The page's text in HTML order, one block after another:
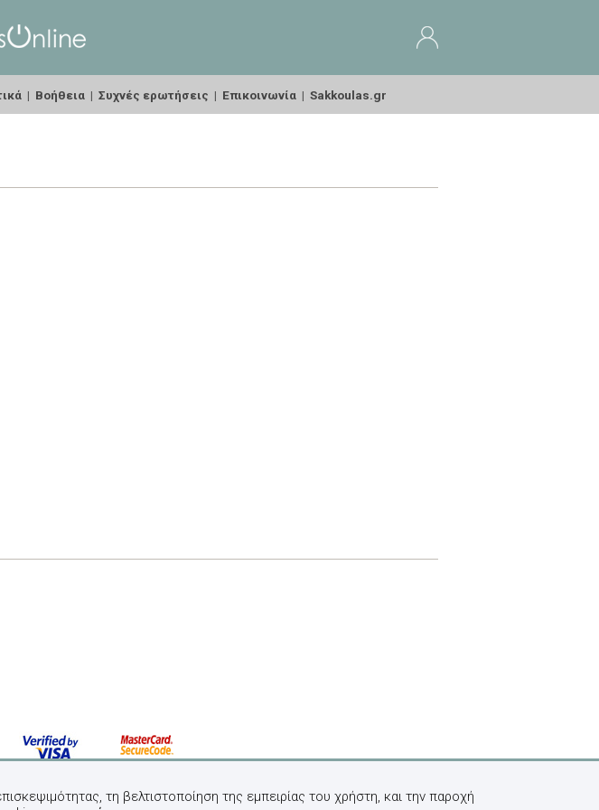
| Βοήθεια | Συχνές ερωτήσεις | Επικοινωνία | Sakkoulas.gr
τη βελτιστοποίηση της εμπειρίας του χρήστη, και την παροχή